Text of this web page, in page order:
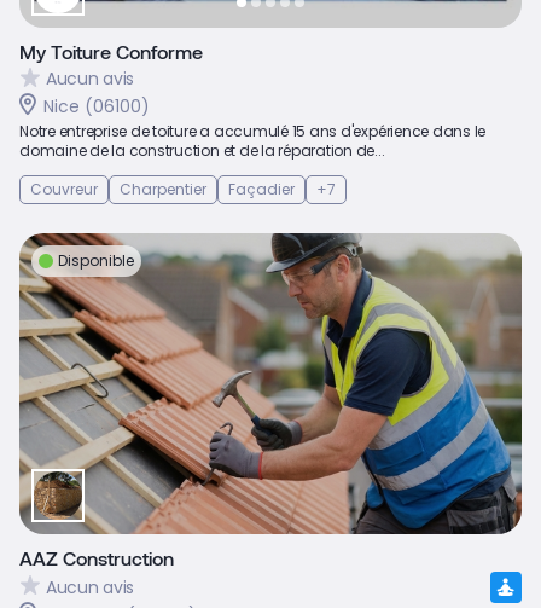
My Toiture Conforme
Aucun avis
Nice (06100)
Notre entreprise de toiture a accumulé 15 ans d'expérience dans le
domaine de la construction et de la réparation de...
Couvreur
Charpentier Façadier +7
Disponible
AAZ Construction
Aucun avis